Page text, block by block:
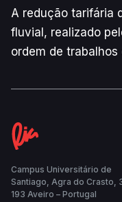
A redução tarifária
fluvial, realizado
ordem de trabalhos
Os eleitos do PS
se desloque de
114,70 euros para
Campus Universitário de
Santiago, Agra do Crasto,
193 Aveiro – Portugal